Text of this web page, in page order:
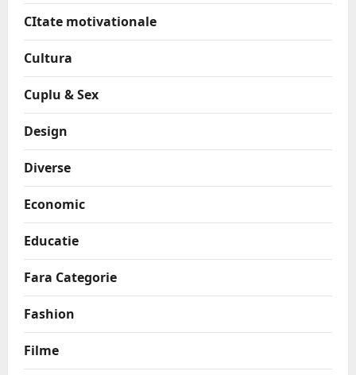
CItate motivationale
Cultura
Cuplu & Sex
Design
Diverse
Economic
Educatie
Fara Categorie
Fashion
Filme